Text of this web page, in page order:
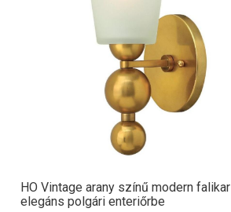
HO Vintage arany színű modern falikar
elegáns polgári enteriőrbe